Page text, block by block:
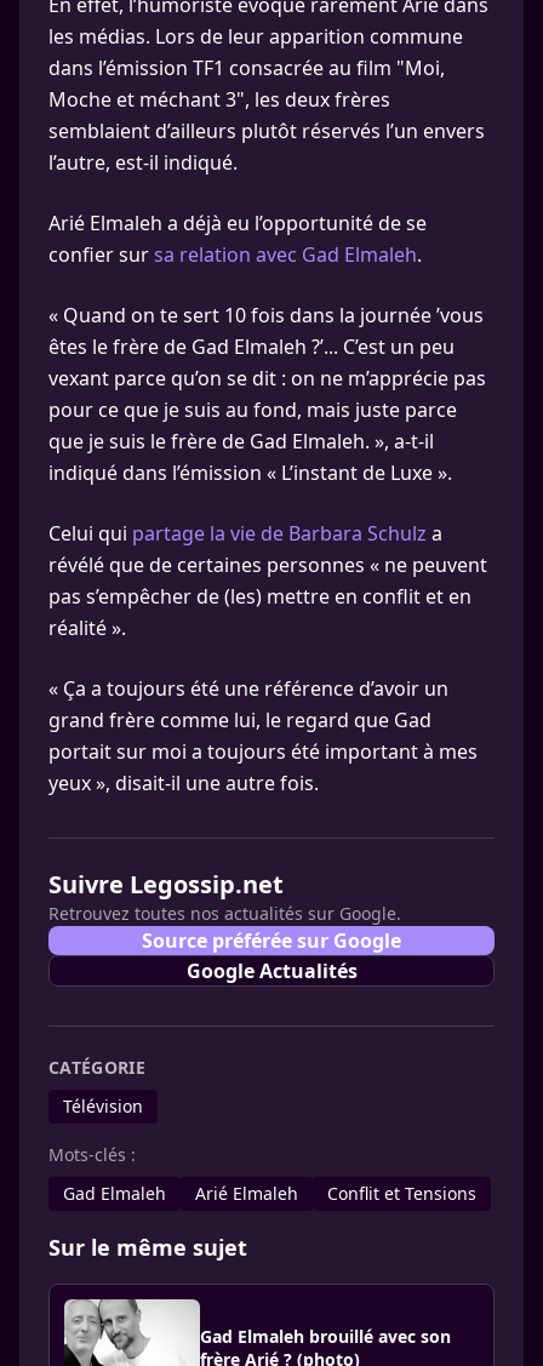
les médias. Lors de leur apparition commune
dans l’émission TF1 consacrée au film "Moi,
Moche et méchant 3", les deux frères
semblaient d’ailleurs plutôt réservés l’un envers
l’autre, est-il indiqué.
Arié Elmaleh a déjà eu l’opportunité de se
confier sursa relation avec Gad Elmaleh.
« Quand on te sert 10 fois dans la journée ’vous
êtes le frère de Gad Elmaleh ?’... C’est un peu
vexant parce qu’on se dit : on ne m’apprécie pas
pour ce que je suis au fond, mais juste parce
que je suis le frère de Gad Elmaleh. », a-t-il
indiqué dans l’émission « L’instant de Luxe ».
Celui qui partage la vie de Barbara Schulz a
révélé que de certaines personnes « ne peuvent
pas s’empêcher de (les) mettre en conflit et en
réalité ».
« Ça a toujours été une référence d’avoir un
grand frère comme lui, le regard que Gad
portait sur moi a toujours été important à mes
yeux », disait-il une autre fois.
Suivre Legossip.net
Retrouvez toutes nos actualités sur Google.
Source préférée sur Google
Google Actualités
CATÉGORIE
Télévision
Mots-clés :
Gad Elmaleh
Arié Elmaleh Conflit et Tensions
Sur le même sujet
Gad Elmaleh brouillé avec son
frère Arié ? (photo)